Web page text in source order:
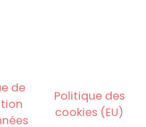
de
Politique des
cookies (EU)